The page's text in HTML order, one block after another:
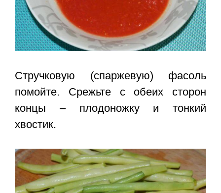
Стручковую (спаржевую) фасоль
помойте. Срежьте с обеих сторон
концы – плодоножку и тонкий
хвостик.